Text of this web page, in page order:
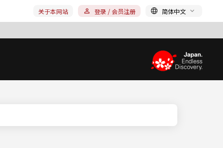
关于本网站 登录 / 会员注册 简体中文